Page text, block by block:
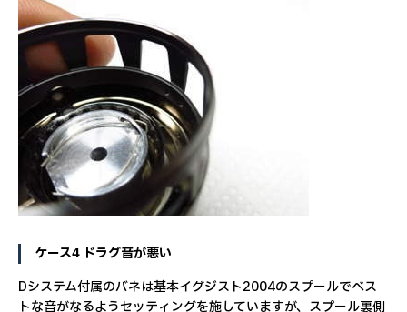
ケース4 ドラグ音が悪い
Dシステム付属のバネは基本イグジスト2004のスプールでベス
トな音がなるようセッティングを施していますが、スプール裏側